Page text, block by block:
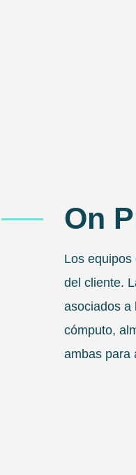
On
Los
del cliente.
asociados a
cómputo,
ambas para